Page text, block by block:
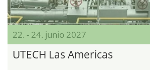
22. - 24. junio 2027
UTECH Las Americas